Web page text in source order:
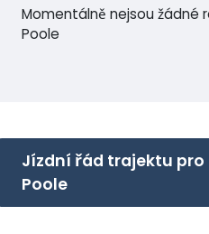
Momentálně nejsou žádné
Poole
Jízdní řád trajektu pro
Poole